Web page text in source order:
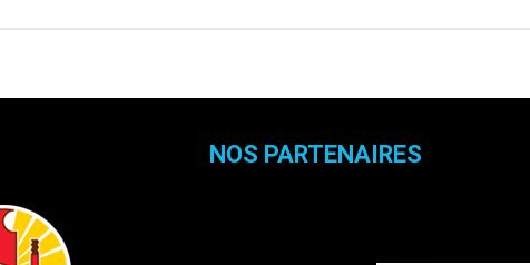
NOS PARTENAIRES